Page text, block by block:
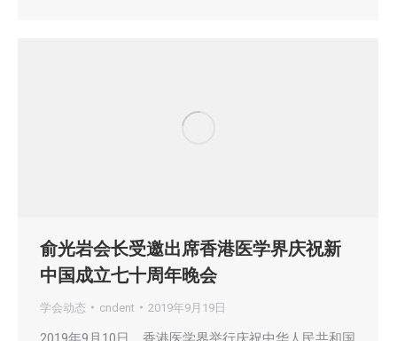
俞光岩会长受邀出席香港医学界庆祝新
中国成立七十周年晚会
学会动态 cndent 2019年9月19日